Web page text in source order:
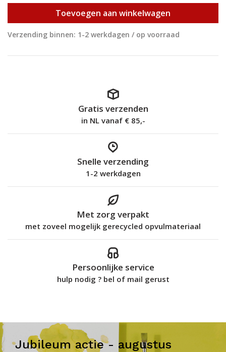
Toevoegen aan winkelwagen
Verzending binnen: 1-2 werkdagen / op voorraad
Gratis verzenden
in NL vanaf € 85,-
Snelle verzending
1-2 werkdagen
Met zorg verpakt
met zoveel mogelijk gerecycled opvulmateriaal
Persoonlijke service
hulp nodig ? bel of mail gerust
Jubileum actie - augustus